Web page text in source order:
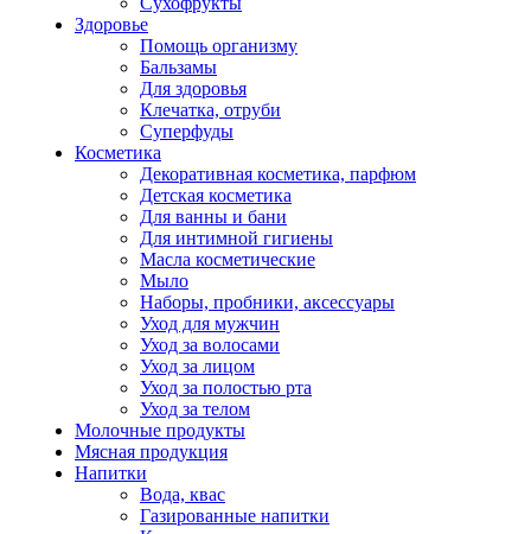
Здоровье
Помощь организму
Бальзамы
Для здоровья
Клечатка, отруби
Суперфуды
Косметика
Декоративная косметика, парфюм
Детская косметика
Для ванны и бани
Для интимной гигиены
Масла косметические
Мыло
Наборы, пробники, аксессуары
Уход для мужчин
Уход за волосами
Уход за лицом
Уход за полостью рта
Уход за телом
Молочные продукты
Мясная продукция
Напитки
Вода, квас
Газированные напитки